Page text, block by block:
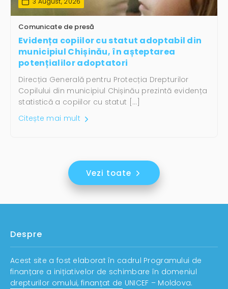
Comunicate de presă
Evidența copiilor cu statut adoptabil din
municipiul Chișinău, în așteptarea
potențialilor adoptatori
Direcția Generală pentru Protecția Drepturilor
Copilului din municipiul Chișinău prezintă evidența
statistică a copiilor cu statut […]
Citește mai mult
Vezi toate
Despre
Acest site a fost elaborat în cadrul Programului de
finanțare a inițiativelor de schimbare în domeniul
drepturilor omului, finanțat de UNICEF – Moldova.